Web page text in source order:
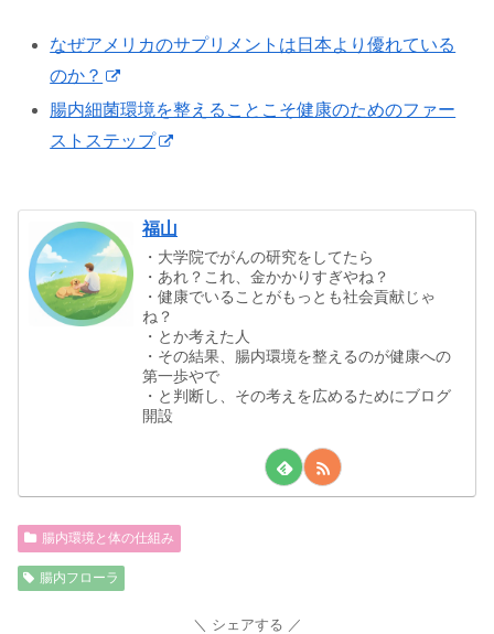
なぜアメリカのサプリメントは日本より優れている
のか？
腸内細菌環境を整えることこそ健康のためのファー
ストステップ
福山
・大学院でがんの研究をしてたら
・あれ？これ、金かかりすぎやね？
・健康でいることがもっとも社会貢献じゃ
ね？
・とか考えた人
・その結果、腸内環境を整えるのが健康への
第一歩やで
・と判断し、その考えを広めるためにブログ
開設
腸内環境と体の仕組み
腸内フローラ
シェアする